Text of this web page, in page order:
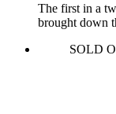
The first in a
brought down
SOLD